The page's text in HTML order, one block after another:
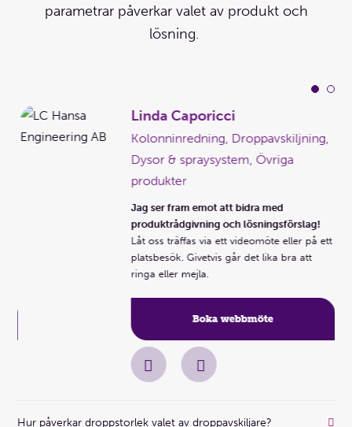
parametrar påverkar valet av produkt och
lösning.
Linda Caporicci
Kolonninredning, Droppavskiljning,
Dysor & spraysystem, Övriga
produkter
Jag ser fram emot att bidra med
produktrådgivning och lösningsförslag!
Låt oss träffas via ett videomöte eller på ett
platsbesök. Givetvis går det lika bra att
ringa eller mejla.
Boka webbmöte
Hur påverkar droppstorlek valet av droppavskiljare?